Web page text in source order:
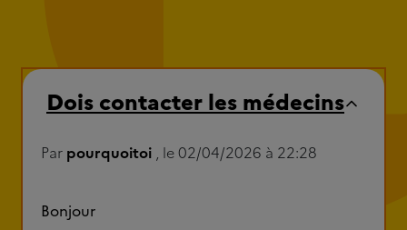
Dois contacter les médecins
Par pourquoitoi , le 02/04/2026 à 22:28
Bonjour